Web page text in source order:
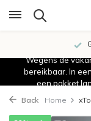
Wegens de
bereikbaar. In
een pakket
Back Home